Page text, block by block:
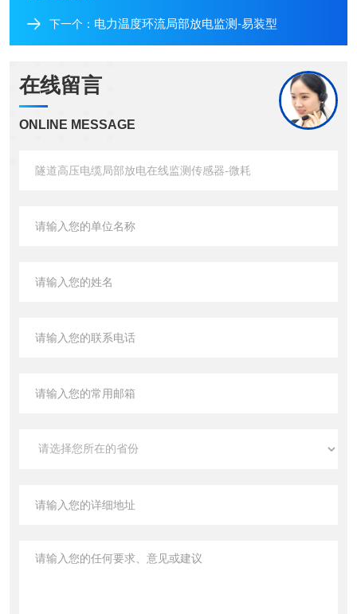
下一个： 电力温度环流局部放电监测-易装型
在线留言
ONLINE MESSAGE